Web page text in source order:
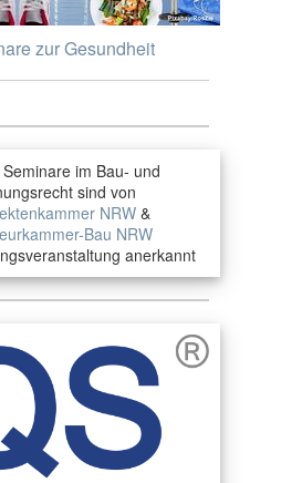
zur Gesundheit
im Bau- und
sind von
NRW&
Bau NRW
anerkannt